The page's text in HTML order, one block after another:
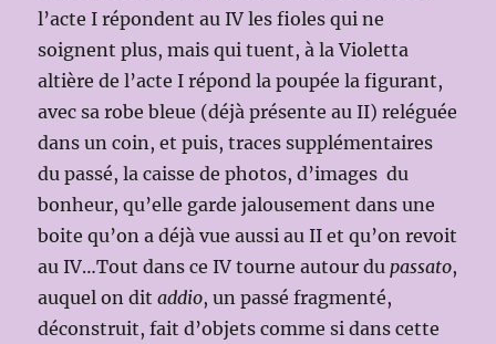
l’acte I répondent au IV les fioles qui ne
soignent plus, mais qui tuent, à la Violetta
altière de l’acte I répond la poupée la figurant,
avec sa robe bleue (déjà présente au II) reléguée
dans un coin, et puis, traces supplémentaires
du passé, la caisse de photos, d’images du
bonheur, qu’elle garde jalousement dans une
boite qu’on a déjà vue aussi au II et qu’on revoit
au IV…Tout dans ce IV tourne autour du passato,
auquel on ditaddio, un passé fragmenté,
déconstruit, fait d’objets comme si dans cette